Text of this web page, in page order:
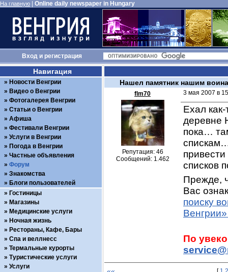
На главную Online daily newspaper in Hungary
Входи регистрация
Нашел памятник нашим
flm70
Репутация: 46
Сообщений: 1.462
3 мая 2007 в
Ехал
деревне
пока…
списков
Прежде,
Вас
поиску
Навигация
Новости Венгрии
Видео о Венгрии
Фотогалерея Венгрии
Статьи о Венгрии
Афиша
Фестивали Венгрии
Услуги в Венгрии
Погода в Венгрии
Частные объявления
Форум
Знакомства
Блоги пользователей
Гостиницы
Магазины
Медицинские услуги
Ночная жизнь
Рестораны, Кафе, Бары
Спа и веллнесс
Термальные курорты
Туристические услуги
Услуги